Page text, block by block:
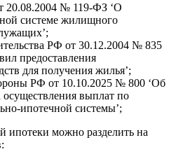
20.08.2004 № 119-ФЗ ‘О
системе жилищного
РФ от 30.12.2004 № 835
предоставления
для получения жилья’;
РФ от 10.10.2025 № 800 ‘Об
выплат по
ипотечной системы’;
ипотеки можно разделить на